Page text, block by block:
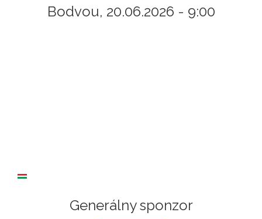
Bodvou, 20.06.2026 - 9:00
Generálny sponzor